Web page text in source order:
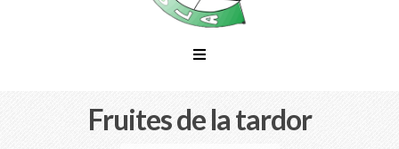
Fruites de la tardor